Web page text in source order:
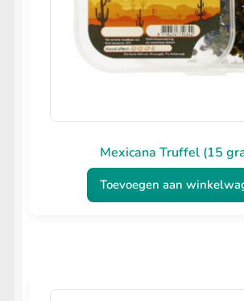
Mexicana Truffel (15
Toevoegen aan